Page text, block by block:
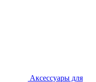
Аксессуары для